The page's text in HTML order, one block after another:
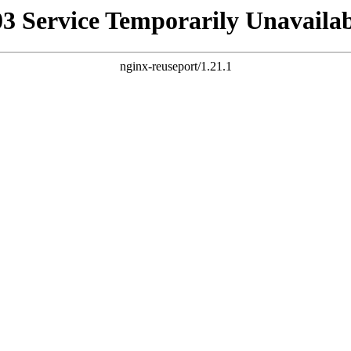
Service Temporarily
nginx-reuseport/1.21.1